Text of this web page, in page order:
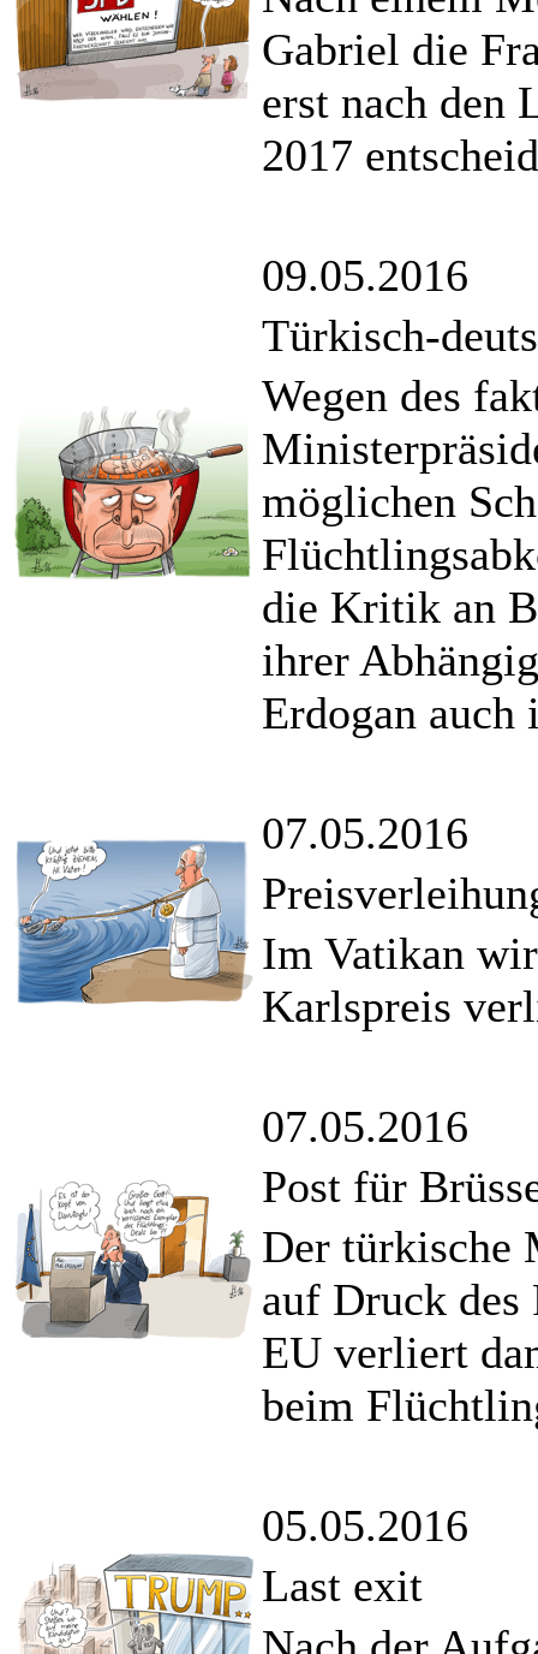
Gabriel die
erst nach den
2017
09.05.2016
Türkisch-
Wegen des
möglichen
die Kritik an
ihrer
Erdogan
07.05.2016
Im Vatikan
Karlspreis
07.05.2016
Post für
Der türkische
auf Druck des
EU verliert
beim
05.05.2016
Last exit